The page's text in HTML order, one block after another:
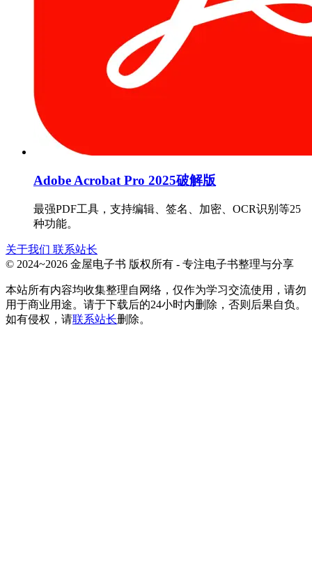
Adobe Acrobat Pro 2025破解版
最强PDF工具，支持编辑、签名、加密、OCR识别等25
种功能。
关于我们 联系站长
© 2024~2026 金屋电子书 版权所有 - 专注电子书整理与分享
本站所有内容均收集整理自网络，仅作为学习交流使用，请勿
用于商业用途。请于下载后的24小时内删除，否则后果自负。
如有侵权，请联系站长删除。